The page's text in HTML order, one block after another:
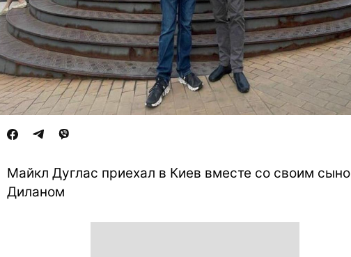
Майкл Дуглас приехал в Киев вместе со своим
Диланом